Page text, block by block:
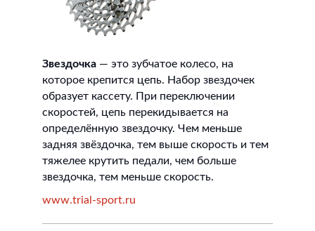
Звездочка — это зубчатое колесо, на
которое крепится цепь. Набор звездочек
образует кассету. При переключении
скоростей, цепь перекидывается на
определённую звездочку. Чем меньше
задняя звёздочка, тем выше скорость и тем
тяжелее крутить педали, чем больше
звездочка, тем меньше скорость.
www.trial-sport.ru